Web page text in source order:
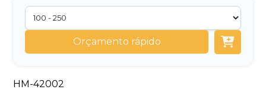
Orçamento rápido
HM-42002